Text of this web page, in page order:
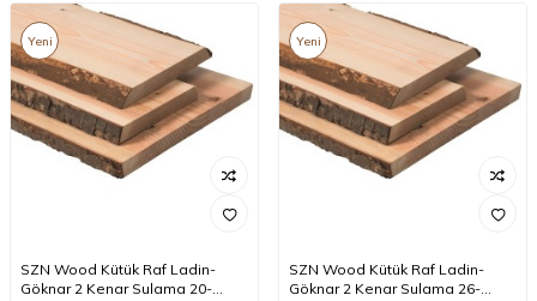
Yeni
SZN Wood Kütük Raf Ladin-
Göknar 2 Kenar Sulama 20-
Yeni
SZN Wood Kütük Raf Ladin-
Göknar 2 Kenar Sulama 26-